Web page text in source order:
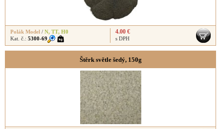
Polák Model / N, TT, H0
Kat. č.: 5300-69
4.00 €
s DPH
Štěrk světle šedý, 150g